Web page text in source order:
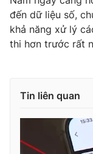
đến dữ liệu số,
khả năng xử lý
thi hơn trước rất
Tin liên quan